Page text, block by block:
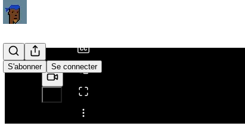
S'abonner Se connecter
Partager depuis0:00